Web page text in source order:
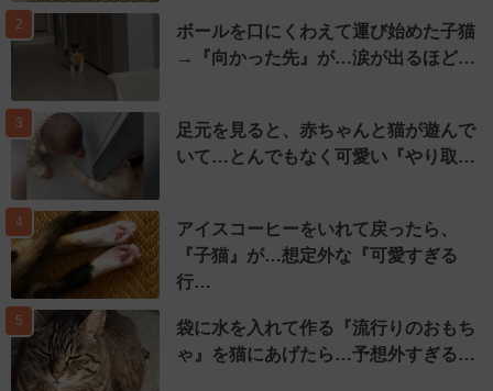
2
ボールを口にくわえて運び始めた子猫
→『向かった先』が…涙が出るほど…
3
足元を見ると、赤ちゃんと猫が遊んで
いて…とんでもなく可愛い『やり取…
4
アイスコーヒーをいれて戻ったら、
『子猫』が…想定外な『可愛すぎる
行…
5
袋に水を入れて作る『流行りのおもち
ゃ』を猫にあげたら…予想外すぎる…